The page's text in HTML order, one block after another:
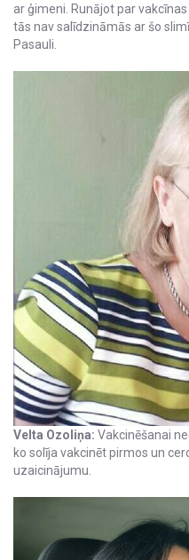
ar ģimeni. Runājot par
tās nav salīdzināmās ar šo
Pasauli.
Velta Ozoliņa: Vakcinēšanai
ko solīja vakcinēt pirmos un
uzaicinājumu.